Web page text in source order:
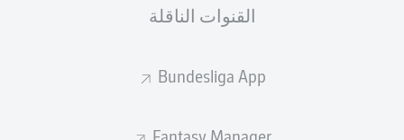
القنوات الناقلة
Bundesliga App
Fantasy Manager